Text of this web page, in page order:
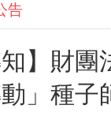
告
知】財
」種子